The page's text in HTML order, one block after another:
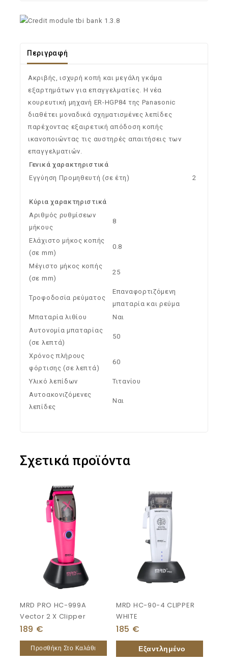
Περιγραφή
Ακριβής, ισχυρή κοπή και μεγάλη γκάμα
εξαρτημάτων για επαγγελματίες. Η νέα
κουρευτική μηχανή ER-HGP84 της Panasonic
διαθέτει μοναδικά σχηματισμένες λεπίδες
παρέχοντας εξαιρετική απόδοση κοπής
ικανοποιώντας τις αυστηρές απαιτήσεις των
επαγγελματιών.
Γενικά χαρακτηριστικά
Εγγύηση Προμηθευτή (σε έτη)
2
Κύρια χαρακτηριστικά
Αριθμός ρυθμίσεων
μήκους
8
Ελάχιστο μήκος κοπής
(σε mm)
0.8
Μέγιστο μήκος κοπής
(σε mm)
25
Τροφοδοσία ρεύματος
Επαναφορτιζόμενη
μπαταρία και ρεύμα
Μπαταρία λιθίου
Ναι
Αυτονομία μπαταρίας
(σε λεπτά)
50
Χρόνος πλήρους
φόρτισης (σε λεπτά)
60
Υλικό λεπίδων
Τιτανίου
Αυτοακονιζόμενες
λεπίδες
Ναι
Σχετικά προϊόντα
MRD PRO HC-999A
Vector 2 X Clipper
189 €
Προσθήκη Στο Καλάθι
MRD HC-90-4 CLIPPER
WHITE
185 €